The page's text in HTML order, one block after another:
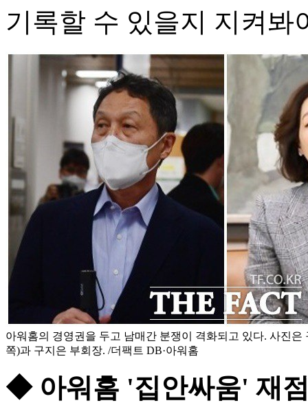
기록할 수 있을지 지켜봐
아워홈의 경영권을 두고 남매간 분쟁이 격화되고 있다. 사진은
쪽)과 구지은 부회장. /더팩트 DB·아워홈
◆ 아워홈 '집안싸움' 재